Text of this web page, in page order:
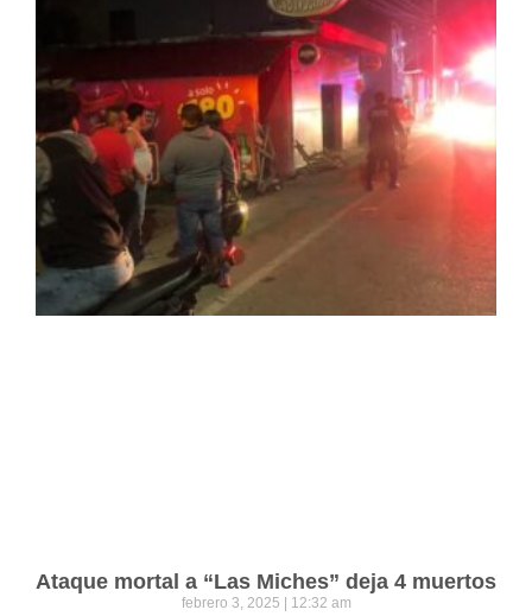
Ataque mortal a “Las Miches” deja 4 muertos
febrero 3, 2025 12:32 am